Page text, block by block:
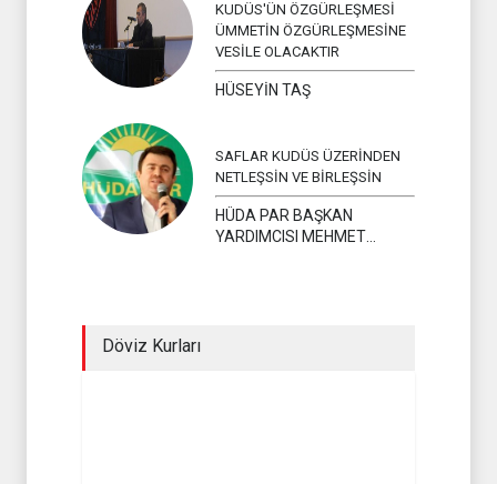
KUDÜS'ÜN ÖZGÜRLEŞMESİ
ÜMMETİN ÖZGÜRLEŞMESİNE
VESİLE OLACAKTIR
HÜSEYİN TAŞ
SAFLAR KUDÜS ÜZERİNDEN
NETLEŞSİN VE BİRLEŞSİN
HÜDA PAR BAŞKAN
YARDIMCISI MEHMET
Döviz Kurları